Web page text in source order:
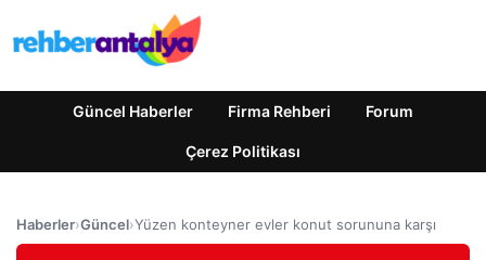
Güncel Haberler Firma Rehberi Forum
Çerez Politikası
Haberler›Güncel›Yüzen konteyner evler konut sorununa karşı